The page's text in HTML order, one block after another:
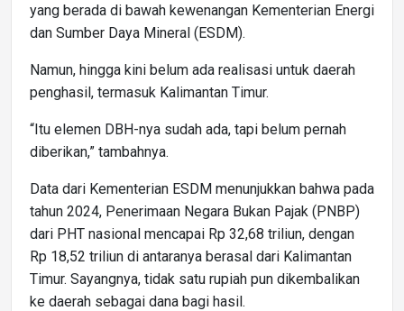
yang berada di bawah kewenangan Kementerian Energi
dan Sumber Daya Mineral (ESDM).
Namun, hingga kini belum ada realisasi untuk daerah
penghasil, termasuk Kalimantan Timur.
“Itu elemen DBH-nya sudah ada, tapi belum pernah
diberikan,” tambahnya.
Data dari Kementerian ESDM menunjukkan bahwa pada
tahun 2024, Penerimaan Negara Bukan Pajak (PNBP)
dari PHT nasional mencapai Rp 32,68 triliun, dengan
Rp 18,52 triliun di antaranya berasal dari Kalimantan
Timur. Sayangnya, tidak satu rupiah pun dikembalikan
ke daerah sebagai dana bagi hasil.